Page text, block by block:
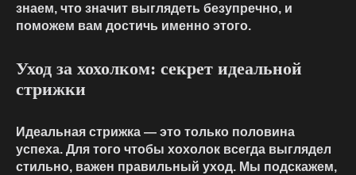
знаем, что значит выглядеть безупречно, и
поможем вам достичь именно этого.
Уход за хохолком: секрет идеальной
стрижки
Идеальная стрижка — это только половина
успеха. Для того чтобы хохолок всегда выглядел
стильно, важен правильный уход. Мы подскажем,